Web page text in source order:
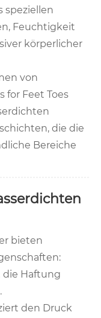
speziellen
Feuchtigkeit
körperlicher
von
for Feet Toes
die die
Bereiche
bieten
die Haftung
den Druck